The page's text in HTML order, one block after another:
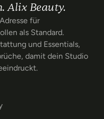
Alix Beauty.
für
als Standard.
und Essentials,
damit dein Studio